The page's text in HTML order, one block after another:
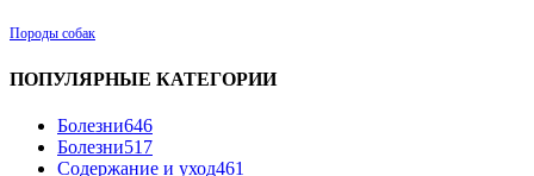
Породы собак
ПОПУЛЯРНЫЕ КАТЕГОРИИ
Болезни646
Болезни517
Содержание и уход461